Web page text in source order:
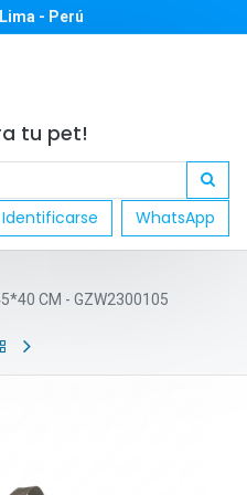
Lima - Perú
tu pet!
Identificarse WhatsApp
CM - GZW2300105